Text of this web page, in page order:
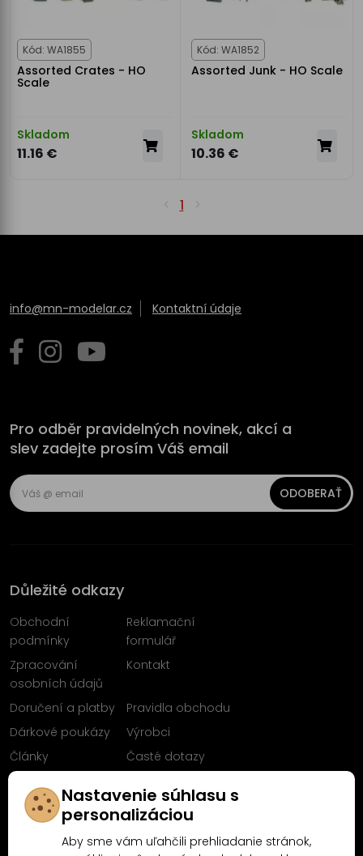
Kód: WA1855
Assorted Crates - HO
Scale
Skladom
11.16 €
Kód: WA1852
Assorted Junk - HO Scale
Skladom
10.36 €
1
info@mn-modelar.cz Kontaktní údaje
Pro odběr pravidelných novinek, akcí a
slev zadejte prosím Váš email
ODOBERAŤ
Důležité odkazy
Obchodní
podmínky
Reklamační
formulář
Zpracování
osobních údajů
Kontakt
Doručení a platby
Pravidla obchodu
Dárkové poukázy
Výrobci
Články
Časté dotazy
FacebookuNastavenie súhlasu s
personalizáciou
Aby sme vám uľahčili prehliadanie stránok,